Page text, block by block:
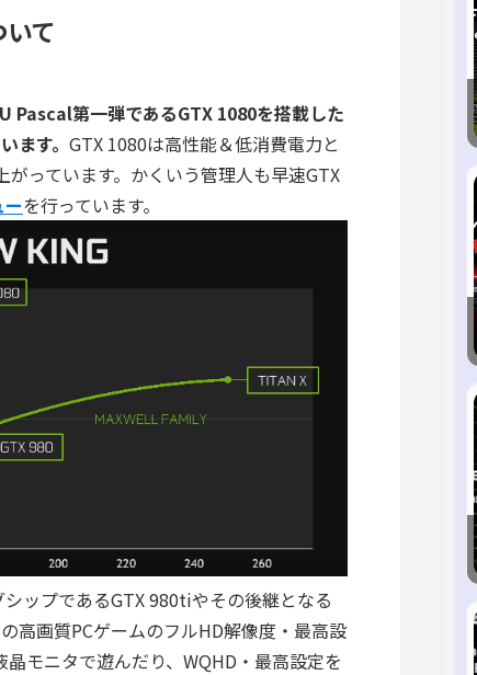
て
Pascal第一弾であるGTX 1080を搭載した
ます。 GTX 1080は高性能＆低消費電力と
っています。かくいう管理人も早速GTX
を行っています。
ップであるGTX 980tiやその後継となる
高画質PCゲームのフルHD解像度・最高設
モニタで遊んだり、WQHD・最高設定を